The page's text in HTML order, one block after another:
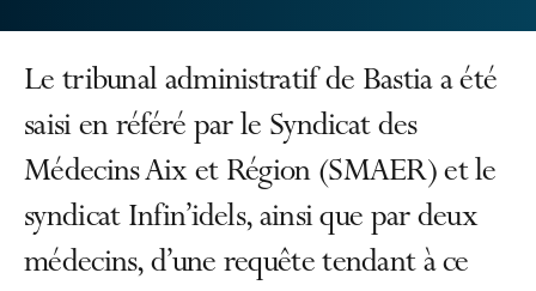
Le tribunal administratif de Bastia a été
saisi en référé par le Syndicat des
Médecins Aix et Région (SMAER) et le
syndicat Infin’idels, ainsi que par deux
médecins, d’une requête tendant à ce